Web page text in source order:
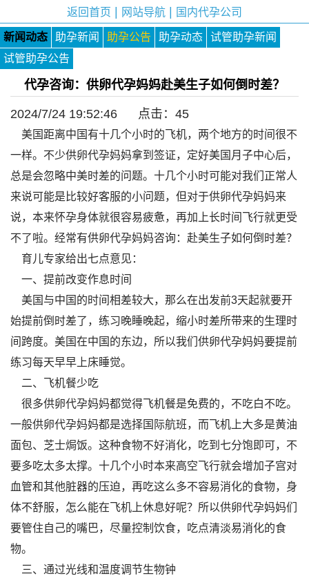
返回首页 网站导航 国内代孕公司
新闻动态 助孕新闻 助孕公告 助孕动态
试管助孕新闻
试管助孕公告
代孕咨询：供卵代孕妈妈赴美生子如何倒时差？
2024/7/24 19:52:46 点击： 45
美国距离中国有十几个小时的飞机，两个地方的时间很不
一样。不少供卵代孕妈妈拿到签证，定好美国月子中心后，
总是会忽略中美时差的问题。十几个小时可能对我们正常人
来说可能是比较好客服的小问题，但对于供卵代孕妈妈来
说，本来怀孕身体就很容易疲惫，再加上长时间飞行就更受
不了啦。经常有供卵代孕妈妈咨询：赴美生子如何倒时差？
育儿专家给出七点意见：
一、提前改变作息时间
美国与中国的时间相差较大，那么在出发前3天起就要开
始提前倒时差了，练习晚睡晚起，缩小时差所带来的生理时
间跨度。美国在中国的东边，所以我们供卵代孕妈妈要提前
练习每天早早上床睡觉。
二、飞机餐少吃
很多供卵代孕妈妈都觉得飞机餐是免费的，不吃白不吃。
一般供卵代孕妈妈都是选择国际航班，而飞机上大多是黄油
面包、芝士焗饭。这种食物不好消化，吃到七分饱即可，不
要多吃太多太撑。十几个小时本来高空飞行就会增加子宫对
血管和其他脏器的压迫，再吃这么多不容易消化的食物，身
体不舒服，怎么能在飞机上休息好呢？所以供卵代孕妈妈们
要管住自己的嘴巴，尽量控制饮食，吃点清淡易消化的食
物。
三、通过光线和温度调节生物钟